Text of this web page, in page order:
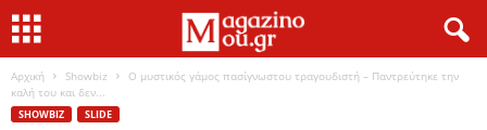
Αρχική Showbiz
Ο μυστικός γάμος πασίγνωστου τραγουδιστή – Παντρεύτηκε την
καλή του και δεν...
SHOWBIZ SLIDE